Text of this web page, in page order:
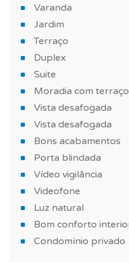
Agende já a sua visita!
marcações de visita,
*As características e
informativo e não
Varanda
Jardim
Terraço
Duplex
Suite
Moradia com
Vista desafogada
Vista desafogada
Bons acabamentos
Porta blindada
Vídeo vigilância
Videofone
Luz natural
Bom conforto
Condomínio privado